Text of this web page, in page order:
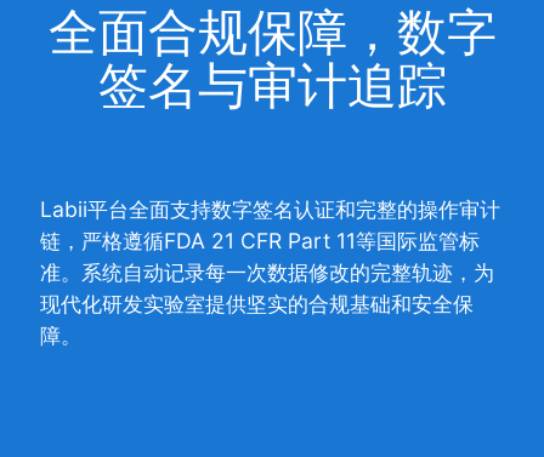
全面合规保障，数字
签名与审计追踪
Labii平台全面支持数字签名认证和完整的操作审计
链，严格遵循FDA 21 CFR Part 11等国际监管标
准。系统自动记录每一次数据修改的完整轨迹，为
现代化研发实验室提供坚实的合规基础和安全保
障。